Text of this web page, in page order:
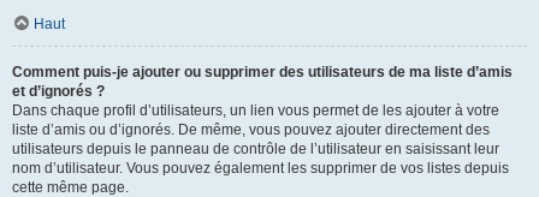
Haut
Comment puis-je ajouter ou supprimer des utilisateurs de ma liste d’amis
et d’ignorés ?
Dans chaque profil d’utilisateurs, un lien vous permet de les ajouter à votre
liste d’amis ou d’ignorés. De même, vous pouvez ajouter directement des
utilisateurs depuis le panneau de contrôle de l’utilisateur en saisissant leur
nom d’utilisateur. Vous pouvez également les supprimer de vos listes depuis
cette même page.